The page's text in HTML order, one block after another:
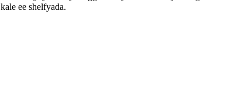
kale ee shelfyada.